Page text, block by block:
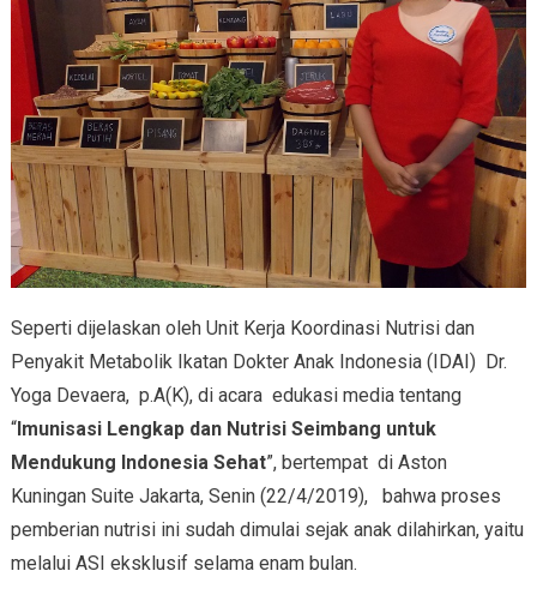
Seperti dijelaskan oleh Unit Kerja Koordinasi Nutrisi dan
Penyakit Metabolik Ikatan Dokter Anak Indonesia (IDAI) Dr.
Yoga Devaera, p.A(K), di acara edukasi media tentang
“Imunisasi Lengkap dan Nutrisi Seimbang untuk
Mendukung Indonesia Sehat”, bertempat di Aston
Kuningan Suite Jakarta, Senin (22/4/2019), bahwa proses
pemberian nutrisi ini sudah dimulai sejak anak dilahirkan, yaitu
melalui ASI eksklusif selama enam bulan.